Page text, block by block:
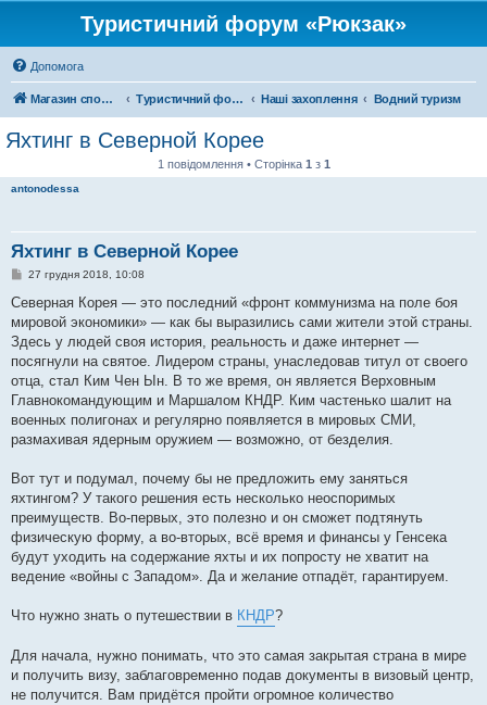
Туристичний форум «Рюкзак»
Допомога
Магазин спорядження Туристичний форум «Рюкзак» Наші захоплення Водний туризм
Яхтинг в Северной Корее
1 повідомлення • Сторінка 1 з 1
antonodessa
Яхтинг в Северной Корее
П
в
д
о
м
л
е
н
я
27 грудня 2018, 10:08
Северная Корея — это последний «фронт коммунизма на поле боя
мировой экономики» — как бы выразились сами жители этой страны.
Здесь у людей своя история, реальность и даже интернет —
посягнули на святое. Лидером страны, унаследовав титул от своего
отца, стал Ким Чен Ын. В то же время, он является Верховным
Главнокомандующим и Маршалом КНДР. Ким частенько шалит на
военных полигонах и регулярно появляется в мировых СМИ,
размахивая ядерным оружием — возможно, от безделия.
Вот тут и подумал, почему бы не предложить ему заняться
яхтингом? У такого решения есть несколько неоспоримых
преимуществ. Во-первых, это полезно и он сможет подтянуть
физическую форму, а во-вторых, всё время и финансы у Генсека
будут уходить на содержание яхты и их попросту не хватит на
ведение «войны с Западом». Да и желание отпадёт, гарантируем.
Что нужно знать о путешествии в КНДР?
Для начала, нужно понимать, что это самая закрытая страна в мире
и получить визу, заблаговременно подав документы в визовый центр,
не получится. Вам придётся пройти огромное количество